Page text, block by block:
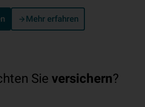
Mehr erfahren
Sie versichern?